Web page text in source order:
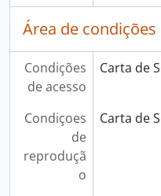
Área de
Condições
de acesso
Carta de
Condiçoes
de
reproduçã
o
Carta de